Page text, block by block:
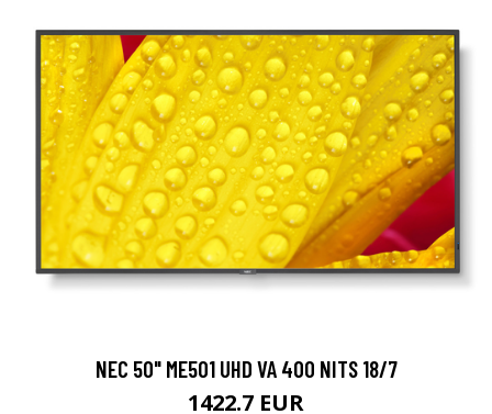
NEC 50" ME501 UHD VA 400 NITS 18/7
1422.7 EUR